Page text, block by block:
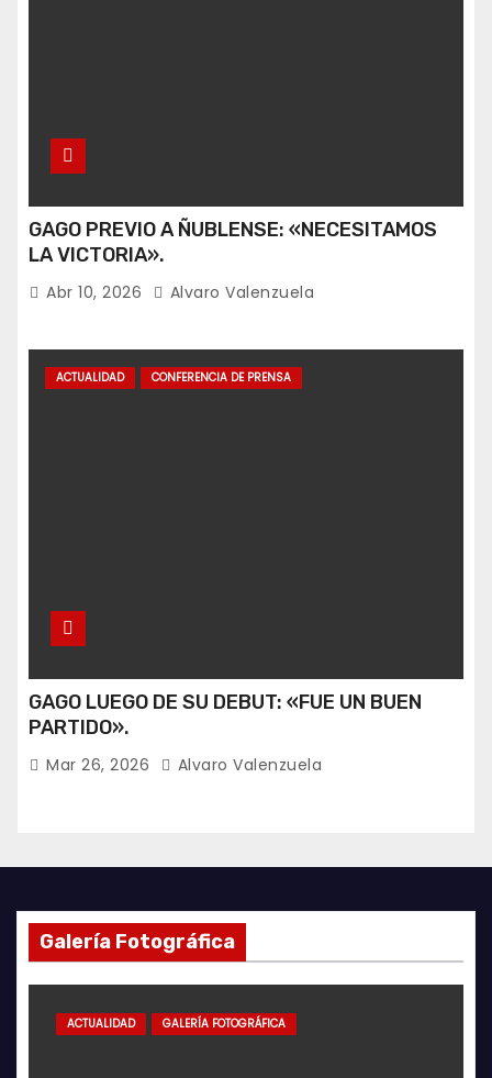
GAGO PREVIO A ÑUBLENSE: «NECESITAMOS
LA VICTORIA».
Abr 10, 2026 Alvaro Valenzuela
ACTUALIDAD CONFERENCIA DE PRENSA
GAGO LUEGO DE SU DEBUT: «FUE UN BUEN
PARTIDO».
Mar 26, 2026 Alvaro Valenzuela
Galería Fotográfica
ACTUALIDAD GALERÍA FOTOGRÁFICA